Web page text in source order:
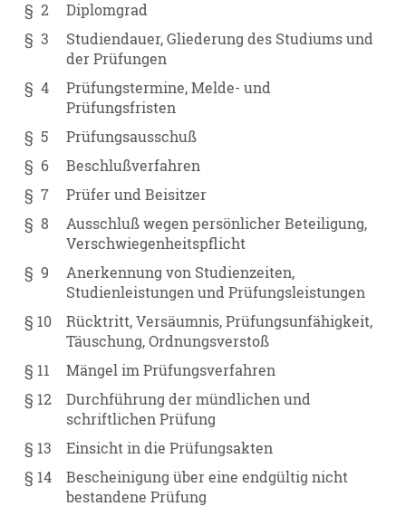
§ 2
Diplomgrad
§ 3
Studiendauer, Gliederung des Studiums und
der Prüfungen
§ 4
Prüfungstermine, Melde- und
Prüfungsfristen
§ 5
Prüfungsausschuß
§ 6
Beschlußverfahren
§ 7
Prüfer und Beisitzer
§ 8
Ausschluß wegen persönlicher Beteiligung,
Verschwiegenheitspflicht
§ 9
Anerkennung von Studienzeiten,
Studienleistungen und Prüfungsleistungen
§ 10
Rücktritt, Versäumnis, Prüfungsunfähigkeit,
Täuschung, Ordnungsverstoß
§ 11
Mängel im Prüfungsverfahren
§ 12
Durchführung der mündlichen und
schriftlichen Prüfung
§ 13
Einsicht in die Prüfungsakten
§ 14
Bescheinigung über eine endgültig nicht
bestandene Prüfung